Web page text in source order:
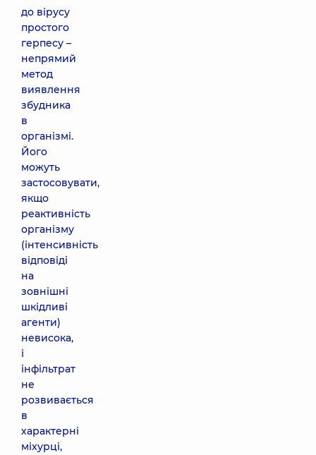
до вірусу
простого
герпесу –
непрямий
метод
виявлення
збудника
в
організмі.
Його
можуть
застосовувати,
якщо
реактивність
організму
(інтенсивність
відповіді
на
зовнішні
шкідливі
агенти)
невисока,
і
інфільтрат
не
розвивається
в
характерні
міхурці,